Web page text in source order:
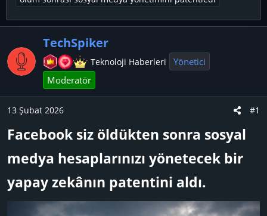
y
B
a
l
a
a
n
a
n
ı
t
h
e
TechSpiker
Teknoloji Haberleri
Yönetici
Moderatör
13 Şubat 2026 #1
Facebook siz öldükten sonra sosyal
medya hesaplarınızı yönetecek bir
yapay zekânın patentini aldı.​